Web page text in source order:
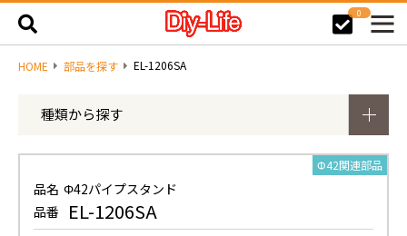
0
HOME 部品を探す EL-1206SA
種類から探す
Φ42関連部品
品名 Φ42パイプスタンド
品番
EL-1206SA